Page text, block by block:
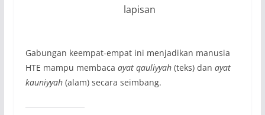
lapisan
Gabungan keempat-empat ini menjadikan manusia
HTE mampu membaca ayat qauliyyah(teks) dan ayat
kauniyyah(alam) secara seimbang.